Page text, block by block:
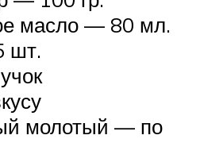
масло — 80 мл.
шт.
молотый — по